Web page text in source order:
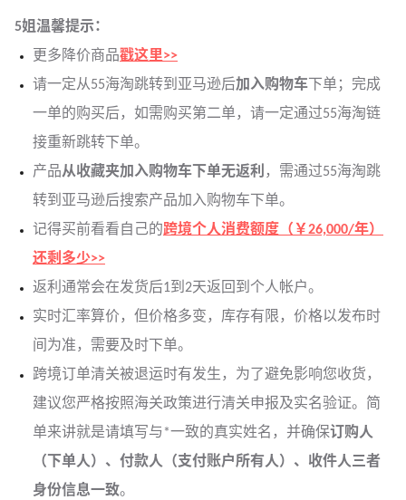
5姐温馨提示：
更多降价商品戳这里>>
请一定从55海淘跳转到亚马逊后加入购物车 下单；完成
一单的购买后，如需购买第二单，请一定通过55海淘链
接重新跳转下单。
产品从收藏夹加入购物车下单无返利 ，需通过55海淘跳
转到亚马逊后搜索产品加入购物车下单。
记得买前看看自己的跨境个人消费额度（￥26,000/年）
还剩多少>>
返利通常会在发货后1到2天返回到个人帐户。
实时汇率算价，但价格多变，库存有限，价格以发布时
间为准，需要及时下单。
跨境订单清关被退运时有发生，为了避免影响您收货，
建议您严格按照海关政策进行清关申报及实名验证。简
单来讲就是请填写与*一致的真实姓名，并确保订购人
（下单人）、付款人（支付账户所有人）、收件人三者
身份信息一致。